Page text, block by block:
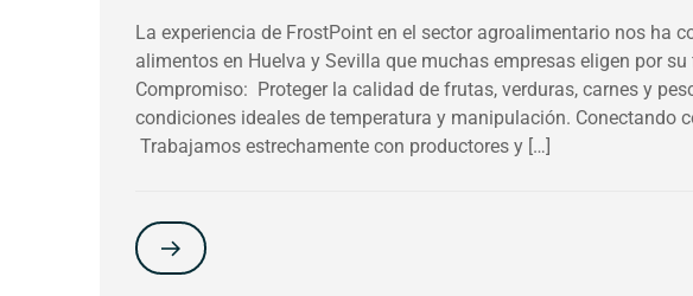
La experiencia de FrostPoint en el sector agroalimentario nos ha
alimentos en Huelva y Sevilla que muchas empresas eligen por
Compromiso: Proteger la calidad de frutas, verduras, carnes y
condiciones ideales de temperatura y manipulación. Conectando
Trabajamos estrechamente con productores y […]